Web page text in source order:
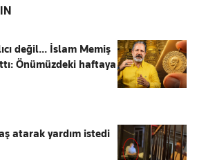
değil... İslam Memiş
Önümüzdeki haftaya
atarak yardım istedi